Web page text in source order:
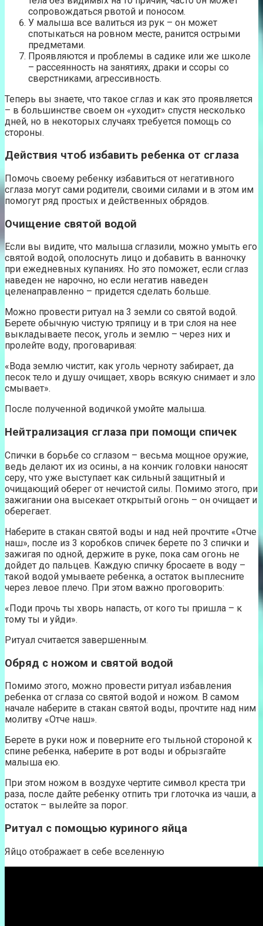
сопровождаться рвотой и поносом.
У малыша все валиться из рук – он может
спотыкаться на ровном месте, ранится острыми
предметами.
Проявляются и проблемы в садике или же школе
– рассеянность на занятиях, драки и ссоры со
сверстниками, агрессивность.
Теперь вы знаете, что такое сглаз и как это проявляется
– в большинстве своем он «уходит» спустя несколько
дней, но в некоторых случаях требуется помощь со
стороны.
Действия чтоб избавить ребенка от сглаза
Помочь своему ребенку избавиться от негативного
сглаза могут сами родители, своими силами и в этом им
помогут ряд простых и действенных обрядов.
Очищение святой водой
Если вы видите, что малыша сглазили, можно умыть его
святой водой, ополоснуть лицо и добавить в ванночку
при ежедневных купаниях. Но это поможет, если сглаз
наведен не нарочно, но если негатив наведен
целенаправленно – придется сделать больше.
Можно провести ритуал на 3 земли со святой водой.
Берете обычную чистую тряпицу и в три слоя на нее
выкладываете песок, уголь и землю – через них и
пролейте воду, проговаривая:
«Вода землю чистит, как уголь черноту забирает, да
песок тело и душу очищает, хворь всякую снимает и зло
смывает».
После полученной водичкой умойте малыша.
Нейтрализация сглаза при помощи спичек
Спички в борьбе со сглазом – весьма мощное оружие,
ведь делают их из осины, а на кончик головки наносят
серу, что уже выступает как сильный защитный и
очищающий оберег от нечистой силы. Помимо этого, при
зажигании она высекает открытый огонь – он очищает и
оберегает.
Наберите в стакан святой воды и над ней прочтите «Отче
наш», после из 3 коробков спичек берете по 3 спички и
зажигая по одной, держите в руке, пока сам огонь не
дойдет до пальцев. Каждую спичку бросаете в воду –
такой водой умываете ребенка, а остаток выплесните
через левое плечо. При этом важно проговорить:
«Поди прочь ты хворь напасть, от кого ты пришла – к
тому ты и уйди».
Ритуал считается завершенным.
Обряд с ножом и святой водой
Помимо этого, можно провести ритуал избавления
ребенка от сглаза со святой водой и ножом. В самом
начале наберите в стакан святой воды, прочтите над ним
молитву «Отче наш».
Берете в руки нож и поверните его тыльной стороной к
спине ребенка, наберите в рот воды и обрызгайте
малыша ею.
При этом ножом в воздухе чертите символ креста три
раза, после дайте ребенку отпить три глоточка из чаши, а
остаток – вылейте за порог.
Ритуал с помощью куриного яйца
Яйцо отображает в себе вселенную